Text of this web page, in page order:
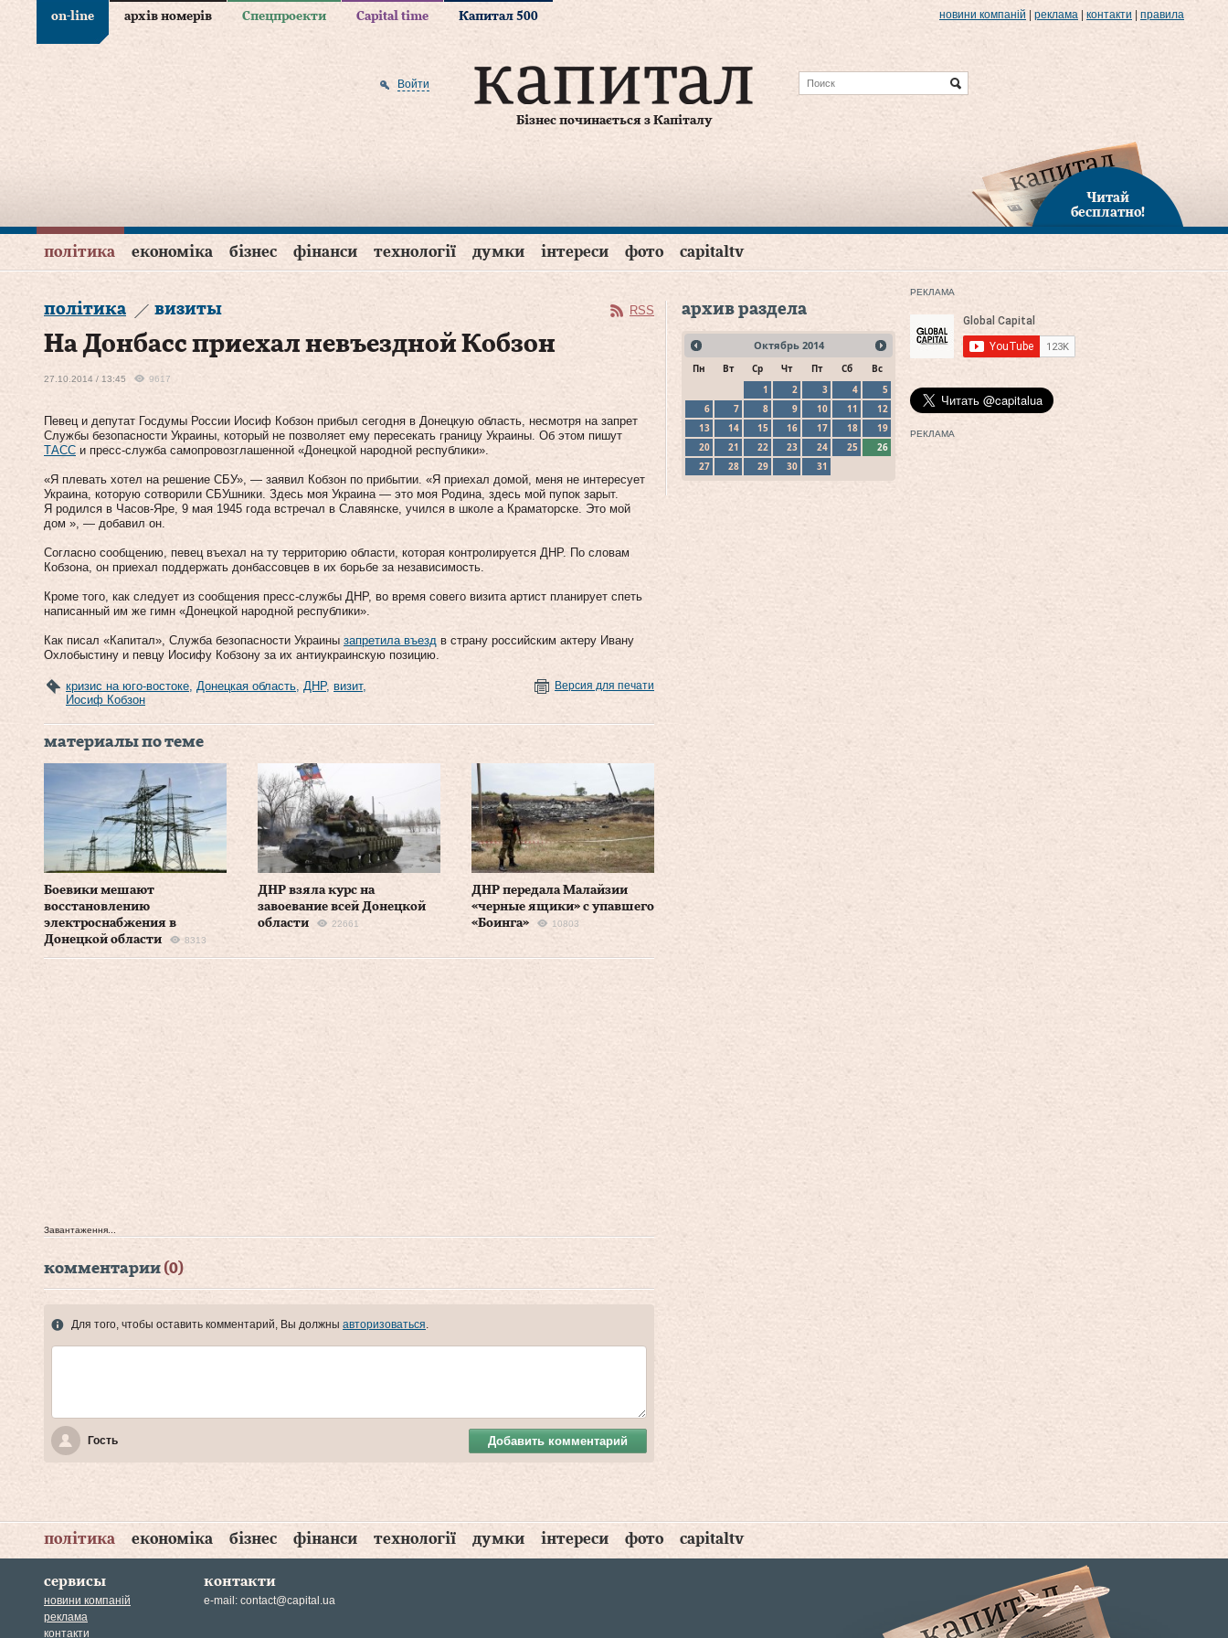
on-line архів номерів Спецпроекти Capital time Капитал 500 новини компаній реклама контакти правила
Бізнес починається з Капіталу
Войти
Читай
бесплатно!
політика економіка бізнес фінанси технології думки інтереси фото capitaltv
політика визиты RSS
На Донбасс приехал невъездной Кобзон
27.10.2014 / 13:45 9617
Певец и депутат Госдумы России Иосиф Кобзон прибыл сегодня в Донецкую область, несмотря на запрет
Службы безопасности Украины, который не позволяет ему пересекать границу Украины. Об этом пишут
ТАСС и пресс-служба самопровозглашенной «Донецкой народной республики».
«Я плевать хотел на решение СБУ», — заявил Кобзон по прибытии. «Я приехал домой, меня не интересует
Украина, которую сотворили СБУшники. Здесь моя Украина — это моя Родина, здесь мой пупок зарыт.
Я родился в Часов-Яре, 9 мая 1945 года встречал в Славянске, учился в школе а Краматорске. Это мой
дом », — добавил он.
Согласно сообщению, певец въехал на ту территорию области, которая контролируется ДНР. По словам
Кобзона, он приехал поддержать донбассовцев в их борьбе за независимость.
Кроме того, как следует из сообщения пресс-службы ДНР, во время совего визита артист планирует спеть
написанный им же гимн «Донецкой народной республики».
Как писал «Капитал», Служба безопасности Украины запретила въезд в страну российским актеру Ивану
Охлобыстину и певцу Иосифу Кобзону за их антиукраинскую позицию.
кризис на юго-востоке, Донецкая область, ДНР, визит,
Иосиф Кобзон
Версия для печати
материалы по теме
Боевики мешают
восстановлению
электроснабжения в
Донецкой области
8313
ДНР взяла курс на
завоевание всей Донецкой
области
22661
ДНР передала Малайзии
«черные ящики» с упавшего
«Боинга»
10803
Завантаження...
комментарии (0)
Для того, чтобы оставить комментарий, Вы должны авторизоваться.
Гость Добавить комментарий
архив раздела
Октябрь 2014
Пн Вт Ср Чт Пт Сб
Вс
1
2 3 4
5
6
7 8 9 10 11
12
13
14 15 16 17 18
19
20
21 22 23 24 25
26
27
28 29 30 31
РЕКЛАМА
РЕКЛАМА
політика економіка бізнес фінанси технології думки інтереси фото capitaltv
сервисы
новини компаній
реклама
контакти
контакти
e-mail: contact@capital.ua